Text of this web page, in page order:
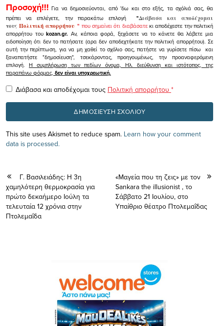
Προσοχή!!! Για να δημοσιεύονται, από 'δω και στο εξής, τα σχόλιά σας, θα
πρέπει να επιλέγετε, την παρακάτω επιλογή
"Διάβασα και αποδέχομαι
τουςΠολιτική απορρήτου" που σημαίνει ότι διαβάσατεκι αποδέχεστε την πολιτική
απορρήτου τουkozan.gr. Αν, κάποια φορά, ξεχάσετε να το κάνετε θα λάβετε μια
ειδοποίηση ότι δεν το πατήσατε (αρα δεν αποδεχτήκατε την πολιτική απορρήτου). Σε
αυτή την περίπτωση, για να μη χαθεί το σχόλιο σας, πατήστε να γυρίσετε πίσω και
ξαναπατήστε "δημοσίευση", τσεκάροντας, προηγουμένως, την προαναφερόμενη
επιλογή.Η συμπλήρωση των πεδίων όνομα, Ηλ. διεύθυνση και ιστότοπος, της
παραπάνω φόρμας, δεν είναι υποχρεωτική.
Διάβασα και αποδέχομαι τους Πολιτική απορρήτου *
This site uses Akismet to reduce spam. Learn how your comment
data is processed.
Γ. Βασιλειάδης: H 3η
χαμηλότερη θερμοκρασία για
πρώτο δεκαήμερο Ιούλη τα
τελευταία 12 χρόνια στην
Πτολεμαΐδα
«Μαγεία που τη ζεις» με τον
Sankara the illusionist , το
Σάββατο 21 Ιουλίου, στο
Υπαίθριο θέατρο Πτολεμαΐδας